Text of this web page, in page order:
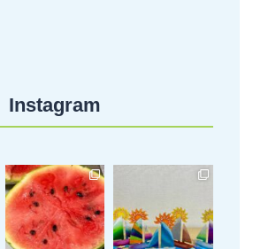
Instagram